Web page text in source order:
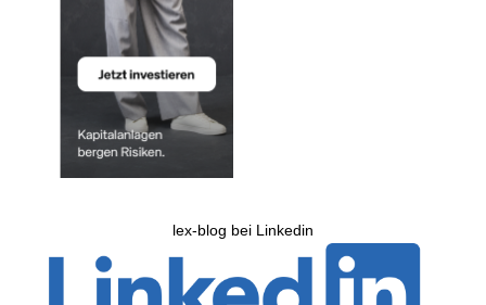
lex-blog bei Linkedin